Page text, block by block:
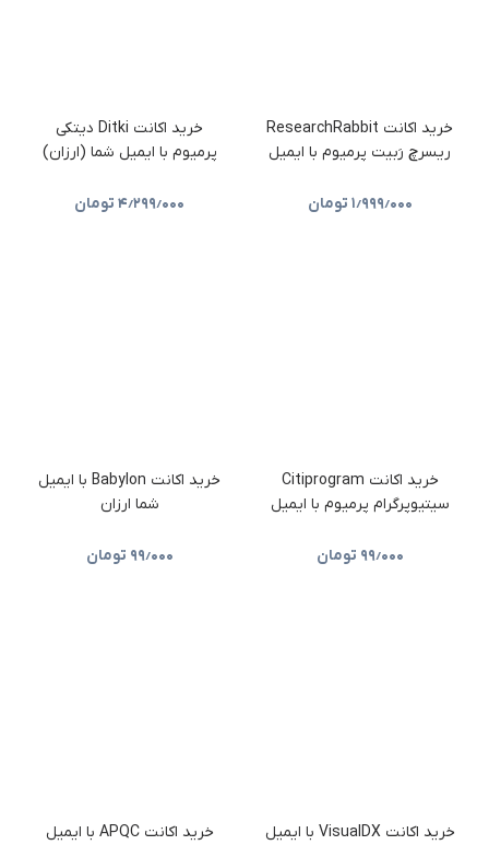
خرید اکانت ResearchRabbit
ریسرچ رَبیت پرمیوم با ایمیل
۱٫۹۹۹٫۰۰۰ تومان
خرید اکانت Ditki دیتکی
پرمیوم با ایمیل شما (ارزان)
۴٫۲۹۹٫۰۰۰ تومان
خرید اکانت Citiprogram
سیتیوپرگرام پرمیوم با ایمیل
۹۹٫۰۰۰ تومان
خرید اکانت Babylon با ایمیل
شما ارزان
۹۹٫۰۰۰ تومان
خرید اکانت VisualDX با ایمیل
خرید اکانت APQC با ایمیل